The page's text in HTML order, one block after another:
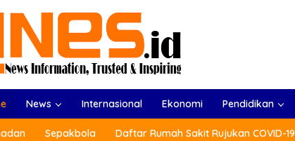
News Internasional Ekonomi Pendidikan
Sepakbola Daftar Rumah Sakit Rujukan COVID-19